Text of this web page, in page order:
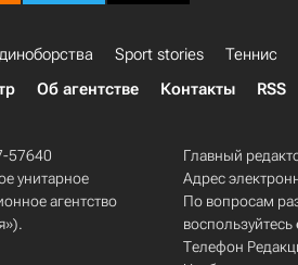
Sport stories Теннис
Об агентстве Контакты RSS
57640
унитарное
агентство
Главный
Адрес
По вопросам
воспользуйтесь
Телефон